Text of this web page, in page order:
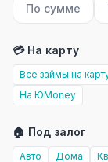
По сумме
💳 На карту
Все займы на
На ЮMoney
🏠 Под залог
Авто Дома